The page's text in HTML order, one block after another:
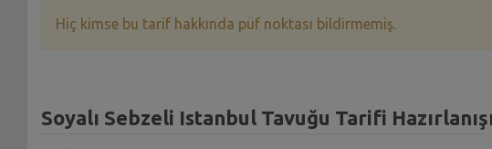
Hiç kimse bu tarif hakkında püf noktası bildirmemiş.
Soyalı Sebzeli Istanbul Tavuğu Tarifi